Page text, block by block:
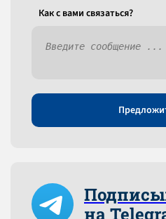
Как c вами связаться?
на